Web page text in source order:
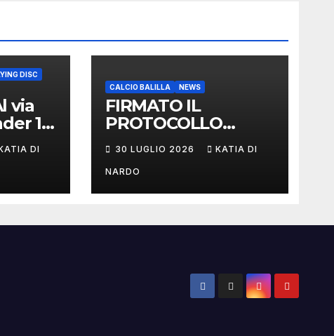
DISC
via
17
DI
CALCIO BALILLA NEWS
FIRMATO IL
PROTOCOLLO
D’INTESA TRA
FIGeST E LEGA
NAZIONALE
DILETTANTI
30 LUGLIO 2026 KATIA DI
NARDO